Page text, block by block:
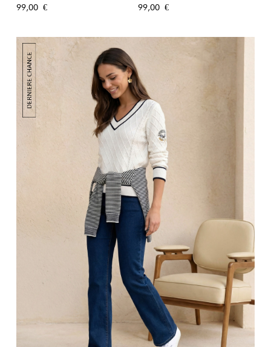
Prix
99,00 €
Prix
99,00 €